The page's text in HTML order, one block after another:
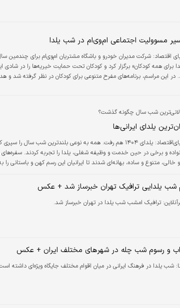
مسوولیت اجتماعی ام‌وی‌ام در شب یلدا
اقتصاد: شرکت مدیران خودرو و باشگاه مشتریان ام‌وی‌ام برای چندمین
برای همه کودکان» برگزار کرد و کودکان تحت حمایت خیریه‌ها را در شادی
در این مراسم، برنامه‌های مفرح متنوعی برای کودکان در نظر گرفته شد و
شب سال چگونه گذشت؟
یلدای ایرانی‌ها
دنیای‌اقتصاد: یلدای ۱۴۰۴ هم رفت. همه به نوعی بلندترین شب سال را
و برخی در حین خدمت و وظیفه شغلی، یلدا را تجربه کردند. سفره‌های
خالی، متنوع و ساده، بهانه‌ای شدند تا ایرانیان این رسم کهن و باستانی
گذشته باشد؛ تفاوتی که به نحوی بر حجم و گستره مراسم باستانی شب
شب یلدایی ترافیک تهران خبرساز شد + عکس
ترافیک امشب شب یلدا در تهران خبرساز شد.
و رسوم شب چله در شهرهای مختلف ایران + عکس
شب یلدا در فرهنگ ایرانی در میان اقوام مختلف جایگاه ویژه‌ای داشته